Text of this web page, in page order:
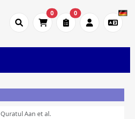
0 0
Quratul Aan et al.